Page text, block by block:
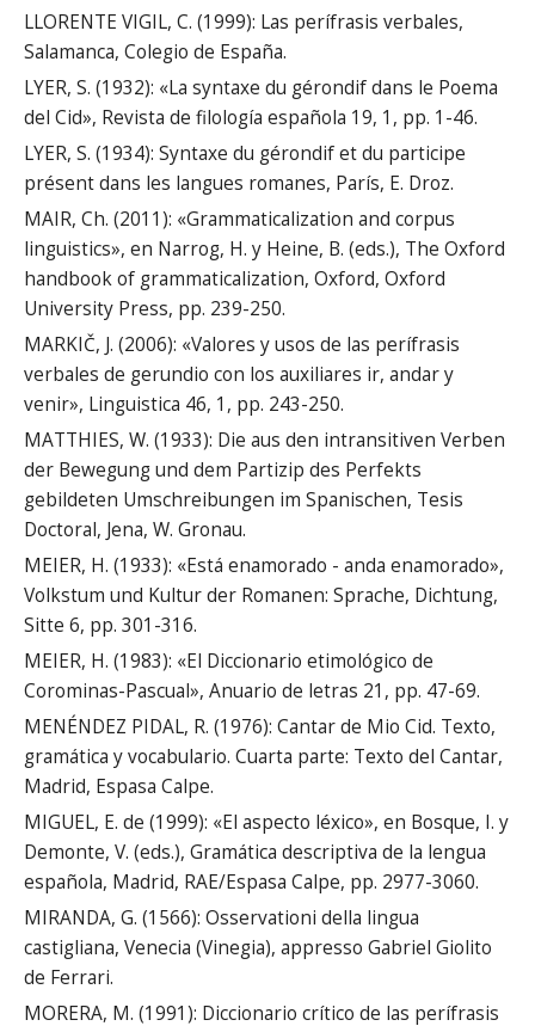
LLORENTE VIGIL, C. (1999): Las perífrasis verbales,
Salamanca, Colegio de España.
LYER, S. (1932): «La syntaxe du gérondif dans le Poema
del Cid», Revista de filología española 19, 1, pp. 1-46.
LYER, S. (1934): Syntaxe du gérondif et du participe
présent dans les langues romanes, París, E. Droz.
MAIR, Ch. (2011): «Grammaticalization and corpus
linguistics», en Narrog, H. y Heine, B. (eds.), The Oxford
handbook of grammaticalization, Oxford, Oxford
University Press, pp. 239-250.
MARKIČ, J. (2006): «Valores y usos de las perífrasis
verbales de gerundio con los auxiliares ir, andar y
venir», Linguistica 46, 1, pp. 243-250.
MATTHIES, W. (1933): Die aus den intransitiven Verben
der Bewegung und dem Partizip des Perfekts
gebildeten Umschreibungen im Spanischen, Tesis
Doctoral, Jena, W. Gronau.
MEIER, H. (1933): «Está enamorado - anda enamorado»,
Volkstum und Kultur der Romanen: Sprache, Dichtung,
Sitte 6, pp. 301-316.
MEIER, H. (1983): «El Diccionario etimológico de
Corominas-Pascual», Anuario de letras 21, pp. 47-69.
MENÉNDEZ PIDAL, R. (1976): Cantar de Mio Cid. Texto,
gramática y vocabulario. Cuarta parte: Texto del Cantar,
Madrid, Espasa Calpe.
MIGUEL, E. de (1999): «El aspecto léxico», en Bosque, I. y
Demonte, V. (eds.), Gramática descriptiva de la lengua
española, Madrid, RAE/Espasa Calpe, pp. 2977-3060.
MIRANDA, G. (1566): Osservationi della lingua
castigliana, Venecia (Vinegia), appresso Gabriel Giolito
de Ferrari.
MORERA, M. (1991): Diccionario crítico de las perífrasis